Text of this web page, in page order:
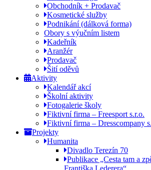
Obchodník + Prodavač
Kosmetické služby
Podnikání (dálková forma)
Obory s výučním listem
Kadeřník
Aranžér
Prodavač
Šití oděvů
Aktivity
Kalendář akcí
Školní aktivity
Fotogalerie školy
Fiktivní firma – Freesport s.r.o.
Fiktivní firma – Dresscompany
Projekty
Humanita
Divadlo Terezín 70
Publikace „Cesta tam a
Františka Lederera“